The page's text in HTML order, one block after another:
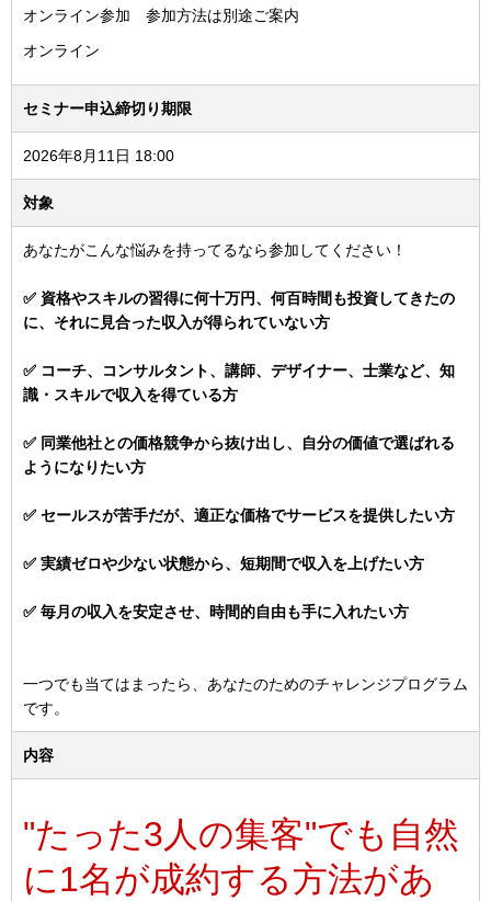
オンライン参加 参加方法は別途ご案内
オンライン
セミナー申込締切り期限
2026年8月11日 18:00
対象
あなたがこんな悩みを持ってるなら参加してください！
✅ 資格やスキルの習得に何十万円、何百時間も投資してきたの
に、それに見合った収入が得られていない方
✅ コーチ、コンサルタント、講師、デザイナー、士業など、知
識・スキルで収入を得ている方
✅ 同業他社との価格競争から抜け出し、自分の価値で選ばれる
ようになりたい方
✅ セールスが苦手だが、適正な価格でサービスを提供したい方
✅ 実績ゼロや少ない状態から、短期間で収入を上げたい方
✅ 毎月の収入を安定させ、時間的自由も手に入れたい方
一つでも当てはまったら、あなたのためのチャレンジプログラム
です。
内容
"たった3人の集客"でも自然
に1名が成約する方法があ